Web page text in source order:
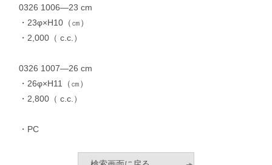
0326 1006—23 cm
・23φ×H10（㎝）
・2,000（ c.c.）
0326 1007—26 cm
・26φ×H11（㎝）
・2,800（ c.c.）
・PC